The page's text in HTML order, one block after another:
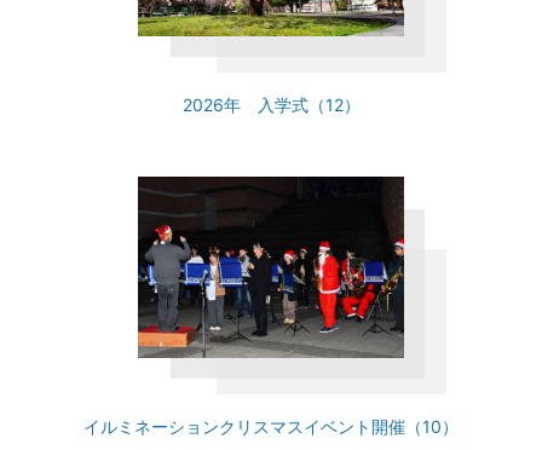
2026年 入学式（12）
イルミネーションクリスマスイベント開催（10）